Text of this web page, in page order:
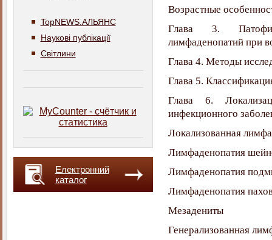
TopNEWS.АЛЬЯНС
Наукові публікації
Світлини
Електронний
каталог
Возрастные
Глава 3.
лимфаденопатий при
Глава 4. Методы
Глава 5.
Глава 6.
инфекционного
Локализованная
Лимфаденопатия
Лимфаденопатия
Лимфаденопатия
Мезадениты
Генерализованная